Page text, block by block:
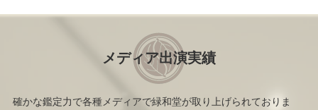
メディア出演実績
確かな鑑定力で各種メディアで緑和堂が取り上げられておりま